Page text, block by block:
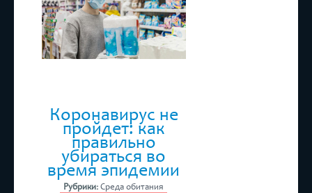
Коронавирус не
пройдет: как
правильно
убираться во
время эпидемии
Рубрики: Среда обитания